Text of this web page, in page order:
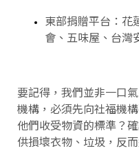
東部捐贈平台： 花
會 、 五味屋 、 台灣
要記得，我們並非一口
機構，必須先向社福機
他們收受物資的標準？
供損壞衣物、垃圾，反